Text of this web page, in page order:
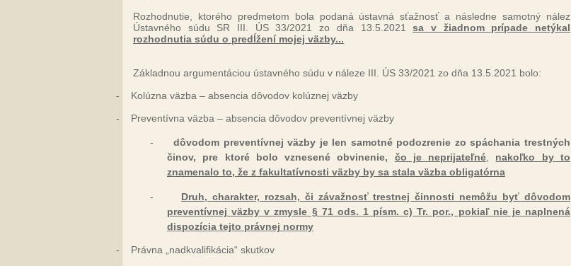
Rozhodnutie, ktorého predmetom bola podaná ústavná sťažnosť a následne samotný nález
Ústavného súdu SR III. ÚS 33/2021 zo dňa 13.5.2021sa v
žiadnom prípade netýkal
rozhodnutia súdu o predĺžení mojej väzby...
Základnou argumentáciou ústavného súdu v náleze III. ÚS 33/2021 zo dňa 13.5.2021 bolo:
-
Kolúzna väzba – absencia dôvodov kolúznej väzby
-
Preventívna väzba – absencia dôvodov preventívnej väzby
-
dôvodom preventívnej väzby je len samotné podozrenie zo spáchania trestných
činov, pre ktoré bolo vznesené obvinenie, čo je neprijateľné
nakoľko by to
znamenalo to, že z fakultatívnosti väzby by sa stala väzba obligatórna
-
Druh, charakter, rozsah, či závažnosť trestnej činnosti nemôžu byť dôvodom
preventívnej väzby v zmysle § 71 ods. 1 písm. c) Tr. por., pokiaľ nie je naplnená
dispozícia tejto právnej normy
- Právna „nadkvalifikácia“ skutkov